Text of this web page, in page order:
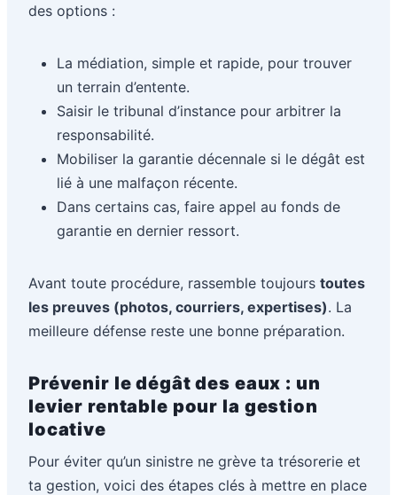
des options :
La médiation, simple et rapide, pour trouver
un terrain d’entente.
Saisir le tribunal d’instance pour arbitrer la
responsabilité.
Mobiliser la garantie décennale si le dégât est
lié à une malfaçon récente.
Dans certains cas, faire appel au fonds de
garantie en dernier ressort.
Avant toute procédure, rassemble toujours toutes
les preuves (photos, courriers, expertises). La
meilleure défense reste une bonne préparation.
Prévenir le dégât des eaux : un
levier rentable pour la gestion
locative
Pour éviter qu’un sinistre ne grève ta trésorerie et
ta gestion, voici des étapes clés à mettre en place